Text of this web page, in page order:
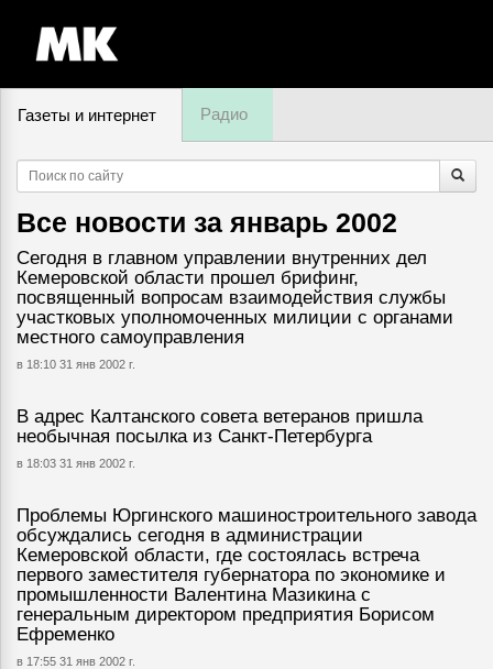
Газеты и интернет Радио
Все новости за январь 2002
Сегодня в главном управлении внутренних дел
Кемеровской области прошел брифинг,
посвященный вопросам взаимодействия службы
участковых уполномоченных милиции с органами
местного самоуправления
в 18:10 31 янв 2002 г.
В адрес Калтанского совета ветеранов пришла
необычная посылка из Санкт-Петербурга
в 18:03 31 янв 2002 г.
Проблемы Юргинского машиностроительного завода
обсуждались сегодня в администрации
Кемеровской области, где состоялась встреча
первого заместителя губернатора по экономике и
промышленности Валентина Мазикина с
генеральным директором предприятия Борисом
Ефременко
в 17:55 31 янв 2002 г.